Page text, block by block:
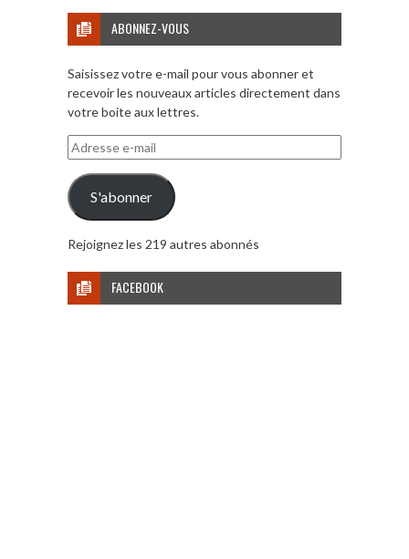
ABONNEZ-VOUS
Saisissez votre e-mail pour vous abonner et
recevoir les nouveaux articles directement dans
votre boite aux lettres.
Adresse
e-
mail
S'abonner
Rejoignez les 219 autres abonnés
FACEBOOK